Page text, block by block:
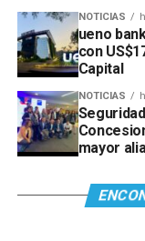
NOTICIAS
ueno
con
Capital
NOTICIAS
mayor